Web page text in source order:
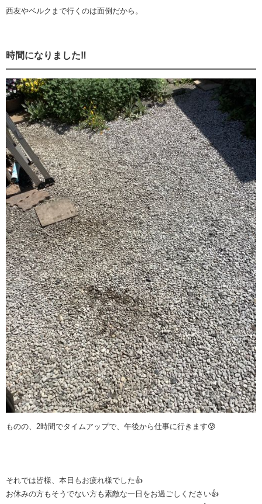
西友やベルクまで行くのは面倒だから。
時間になりました‼️
ものの、2時間でタイムアップで、午後から仕事に行きます😰
それでは皆様、本日もお疲れ様でした👍
お休みの方もそうでない方も素敵な一日をお過ごしください👍